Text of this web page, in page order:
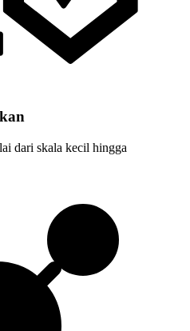
dari skala kecil hingga